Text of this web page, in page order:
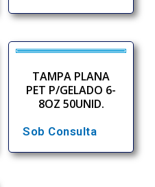
TAMPA PLANA
PET P/GELADO 6-
8OZ 50UNID.
Sob Consulta